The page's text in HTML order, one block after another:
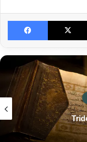
Facebook